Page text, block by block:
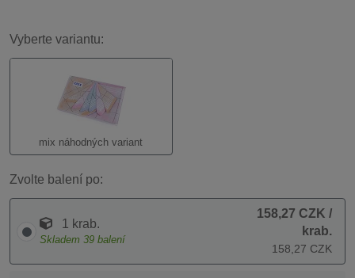
Vyberte variantu:
mix náhodných variant
Zvolte balení po:
1 krab.
Skladem 39 balení
158,27 CZK /
krab.
158,27 CZK